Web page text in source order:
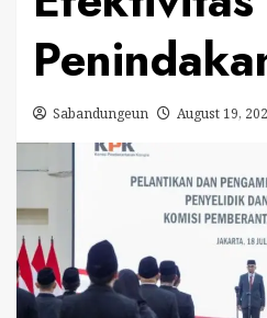
Sabandungeun August 19,